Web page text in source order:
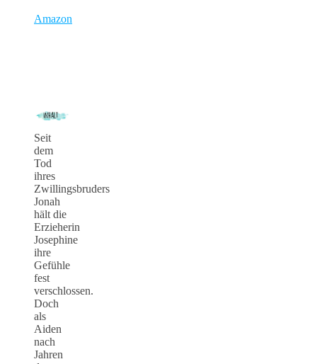
Amazon
Seit
dem
Tod
ihres
Zwillingsbruders
Jonah
hält die
Erzieherin
Josephine
ihre
Gefühle
fest
verschlossen.
Doch
als
Aiden
nach
Jahren